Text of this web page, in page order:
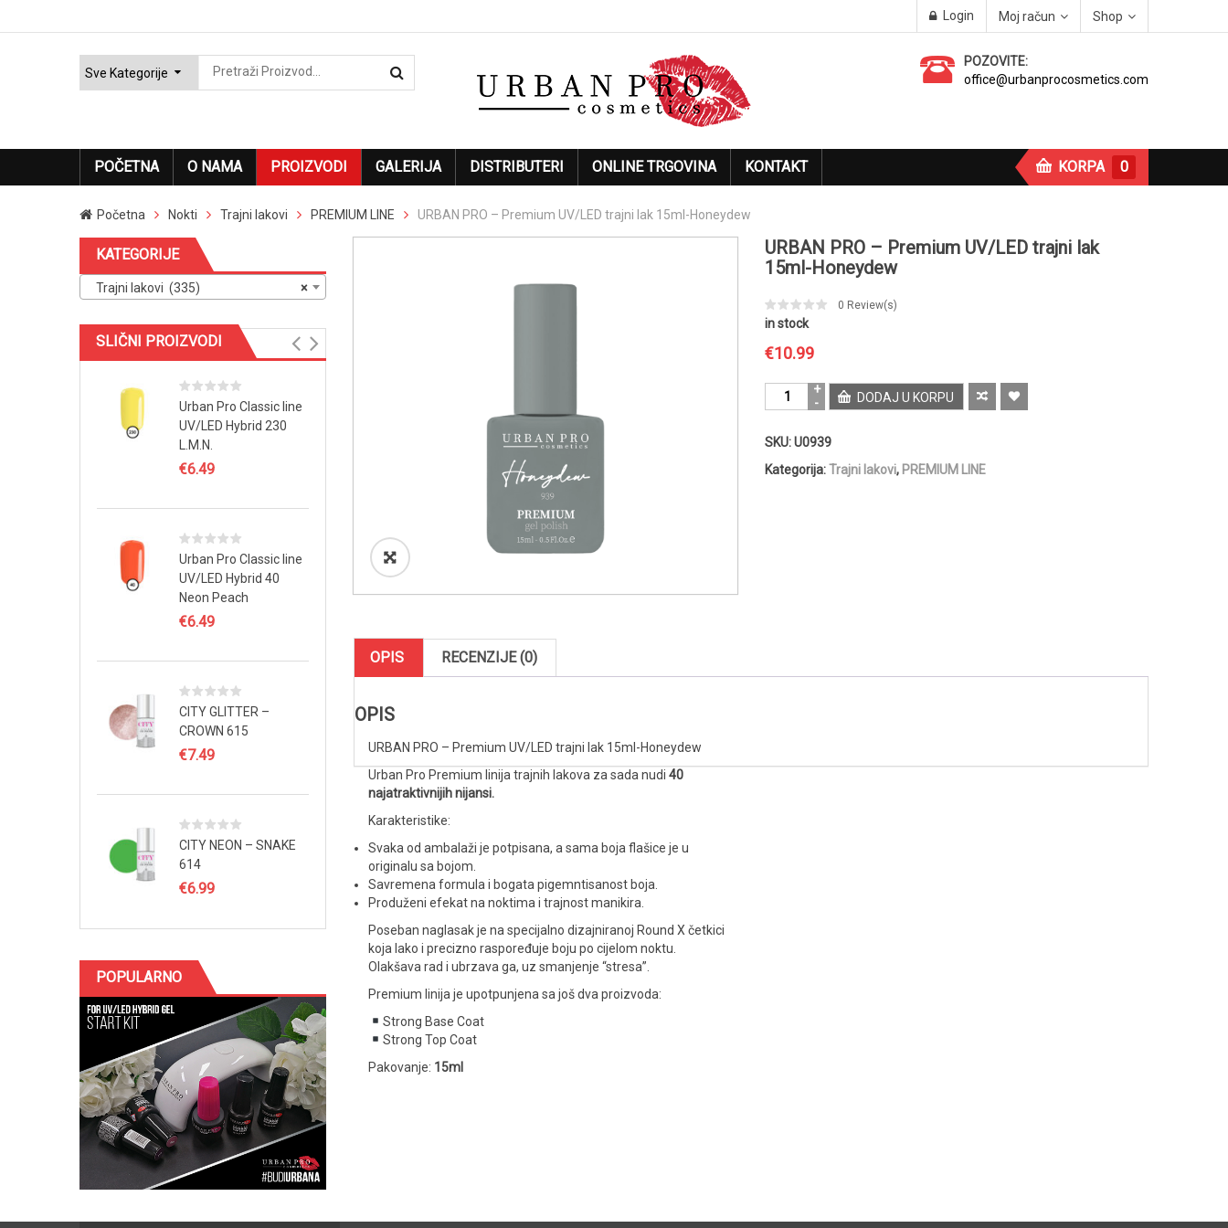
Moj račun Shop
Login
POZOVITE:
office@urbanprocosmetics.com
POČETNA O NAMA PROIZVODI GALERIJA DISTRIBUTERI ONLINE TRGOVINA KONTAKT KORPA 0
Početna Nokti Trajni lakovi PREMIUM LINE URBAN PRO – Premium UV/LED trajni lak 15ml-Honeydew
KATEGORIJE
×
Trajni lakovi (335)
SLIČNI PROIZVODI
Urban Pro Classic line
UV/LED Hybrid 230
L.M.N.
€6.49
Urban Pro Classic line
UV/LED Hybrid 40
Neon Peach
€6.49
CITY GLITTER –
CROWN 615
€7.49
CITY NEON – SNAKE
614
€6.99
POPULARNO
URBAN PRO – Premium UV/LED trajni lak
15ml-Honeydew
0 Review(s)
in stock
€10.99
URBAN
PRO
Premium
UV/LED
DODAJ U KORPU
SKU:U0939
Kategorija:Trajni lakovi, PREMIUM LINE
OPIS RECENZIJE (0)
OPIS
URBAN PRO – Premium UV/LED trajni lak 15ml-Honeydew
Urban Pro Premium linija trajnih lakova za sada nudi 40
najatraktivnijih nijansi.
Karakteristike:
Svaka od ambalaži je potpisana, a sama boja flašice je u
originalu sa bojom.
Savremena formula i bogata pigemntisanost boja.
Produženi efekat na noktima i trajnost manikira.
Poseban naglasak je na specijalno dizajniranoj Round X četkici
koja lako i precizno raspoređuje boju po cijelom noktu.
Olakšava rad i ubrzava ga, uz smanjenje “stresa”.
Premium linija je upotpunjena sa još dva proizvoda:
Strong Base Coat
Strong Top Coat
Pakovanje: 15ml